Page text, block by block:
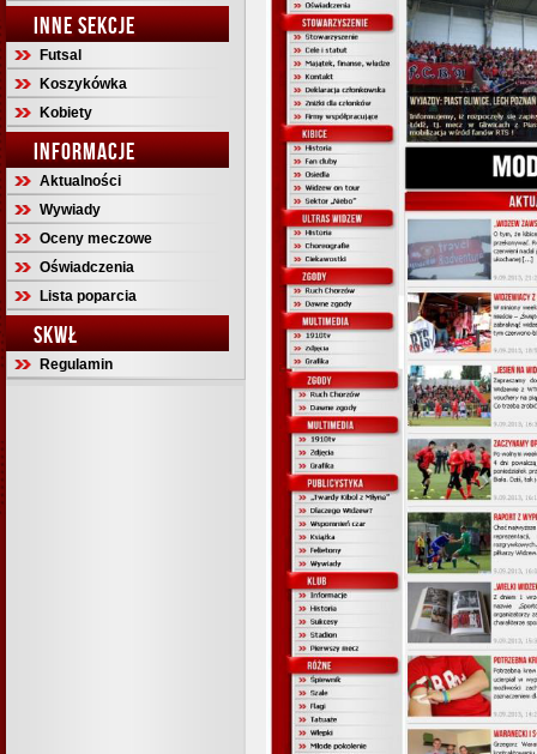
INNE SEKCJE
Futsal
Koszykówka
Kobiety
INFORMACJE
Aktualności
Wywiady
Oceny meczowe
Oświadczenia
Lista poparcia
SKWŁ
Regulamin